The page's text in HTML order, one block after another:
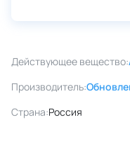
Действующее вещество:
Производитель:
Страна:Россия